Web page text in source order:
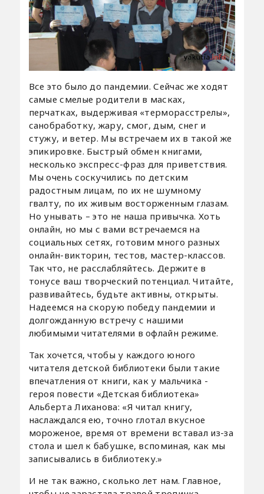
Все это было до пандемии. Сейчас же ходят
самые смелые родители в масках,
перчатках, выдерживая «терморасстрелы»,
санобработку, жару, смог, дым, снег и
стужу, и ветер. Мы встречаем их в такой же
эпикировке. Быстрый обмен книгами,
несколько экспресс-фраз для приветствия.
Мы очень соскучились по детским
радостным лицам, по их не шумному
гвалту, по их живым восторженным глазам.
Но унывать – это не наша привычка. Хоть
онлайн, но мы с вами встречаемся на
социальных сетях, готовим много разных
онлайн-викторин, тестов, мастер-классов.
Так что, не расслабляйтесь. Держите в
тонусе ваш творческий потенциал. Читайте,
развивайтесь, будьте активны, открыты.
Надеемся на скорую победу пандемии и
долгожданную встречу с нашими
любимыми читателями в офлайн режиме.
Так хочется, чтобы у каждого юного
читателя детской библиотеки были такие
впечатления от книги, как у мальчика -
героя повести «Детская библиотека»
Альберта Лиханова: «Я читал книгу,
наслаждался ею, точно глотал вкусное
мороженое, время от времени вставал из-за
стола и шел к бабушке, вспоминая, как мы
записывались в библиотеку.»
И не так важно, сколько лет нам. Главное,